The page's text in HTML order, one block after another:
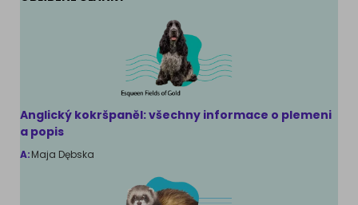
Anglický kokršpaněl: všechny informace o plemeni
a popis
A:Maja Dębska